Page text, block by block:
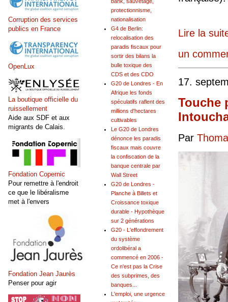
Lire la
un
17.
Touche
Par
protectionnisme,
nationalisation
G4 de Berlin:
relocalisation des
paradis fiscaux pour
sortir des bilans la
bulle toxique des
CDS et des CDO
G20 de Londres - En
Afrique les fonds
spéculatifs raflent des
millions d'hectares
cultivables
Le G20 de Londres
dénonce les paradis
fiscaux mais couvre
la confiscation de la
banque centrale par
Wall Street
G20 de Londres -
Planche à Billets et
Croissance toxique
durable - Hypothèque
sur 2 générations
G20 - L'effondrement
du système
ordolibéral a
commencé en 2006 -
Ce n'est pas la Crise
des subprimes, des
banques...
L'emploi, une urgence
Corruption des services
publics en France
OpenLux
La boutique officielle du
ruissellement
Aide aux SDF et aux
migrants de Calais.
Fondation Copernic
Pour remettre à l'endroit
ce que le libéralisme
met à l'envers
Fondation Jean Jaurès
Penser pour agir